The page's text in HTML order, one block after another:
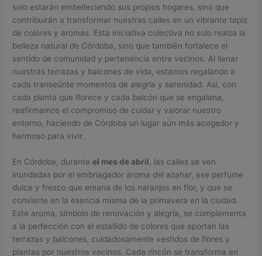
solo estarán embelleciendo sus propios hogares, sino que
contribuirán a transformar nuestras calles en un vibrante tapiz
de colores y aromas. Esta iniciativa colectiva no solo realza la
belleza natural de Córdoba, sino que también fortalece el
sentido de comunidad y pertenencia entre vecinos. Al llenar
nuestras terrazas y balcones de vida, estamos regalando a
cada transeúnte momentos de alegría y serenidad. Así, con
cada planta que florece y cada balcón que se engalana,
reafirmamos el compromiso de cuidar y valorar nuestro
entorno, haciendo de Córdoba un lugar aún más acogedor y
hermoso para vivir.
En Córdoba, duranteel mes de abril, las calles se ven
inundadas por el embriagador aroma del azahar, ese perfume
dulce y fresco que emana de los naranjos en flor, y que se
convierte en la esencia misma de la primavera en la ciudad.
Este aroma, símbolo de renovación y alegría, se complementa
a la perfección con el estallido de colores que aportan las
terrazas y balcones, cuidadosamente vestidos de flores y
plantas por nuestros vecinos. Cada rincón se transforma en